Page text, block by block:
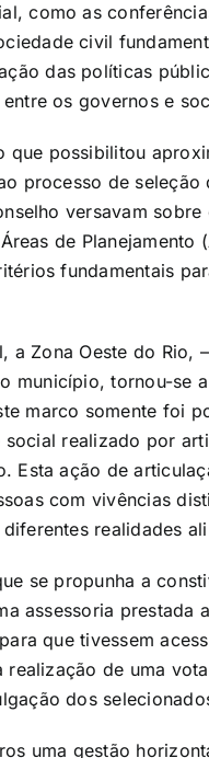
como as
civil
das políticas
os governos e
possibilitou
processo de
versavam
de Planejamento
fundamentais
Zona Oeste do Rio,
município, tornou-se
marco somente foi
realizado por
Esta ação de
com vivências
realidades
se propunha a
assessoria prestada
que tivessem
de uma
dos
uma gestão